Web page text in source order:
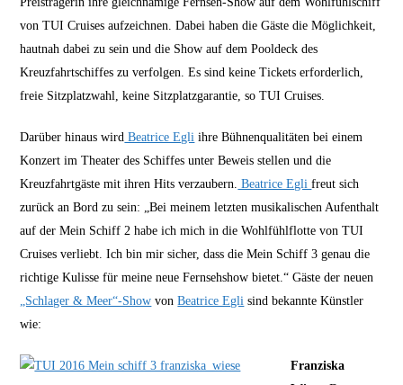
von TUI Cruises aufzeichnen. Dabei haben die Gäste die Möglichkeit,
hautnah dabei zu sein und die Show auf dem Pooldeck des
Kreuzfahrtschiffes zu verfolgen. Es sind keine Tickets erforderlich,
freie Sitzplatzwahl, keine Sitzplatzgarantie, so TUI Cruises.
Darüber hinaus wird Beatrice Egli ihre Bühnenqualitäten bei einem
Konzert im Theater des Schiffes unter Beweis stellen und die
Kreuzfahrtgäste mit ihren Hits verzaubern. Beatrice Eglifreut sich
zurück an Bord zu sein: „Bei meinem letzten musikalischen Aufenthalt
auf der Mein Schiff 2 habe ich mich in die Wohlfühlflotte von TUI
Cruises verliebt. Ich bin mir sicher, dass die Mein Schiff 3 genau die
richtige Kulisse für meine neue Fernsehshow bietet.“ Gäste der neuen
„Schlager & Meer“-Show vonBeatrice Egli sind bekannte Künstler
wie:
Franziska